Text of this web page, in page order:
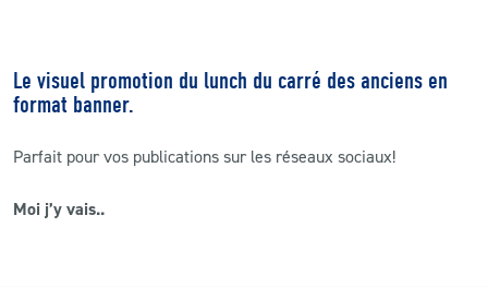
Le visuel promotion du lunch du carré des anciens en
format banner.
Parfait pour vos publications sur les réseaux sociaux!
Moi j’y vais..